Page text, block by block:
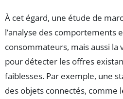
À cet égard, une étude de
l’analyse des comportements
consommateurs, mais aussi la
pour détecter les offres
faiblesses. Par exemple, une
des objets connectés, comme